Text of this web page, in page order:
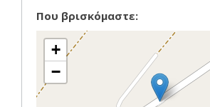
Που βρισκόμαστε:
+
−